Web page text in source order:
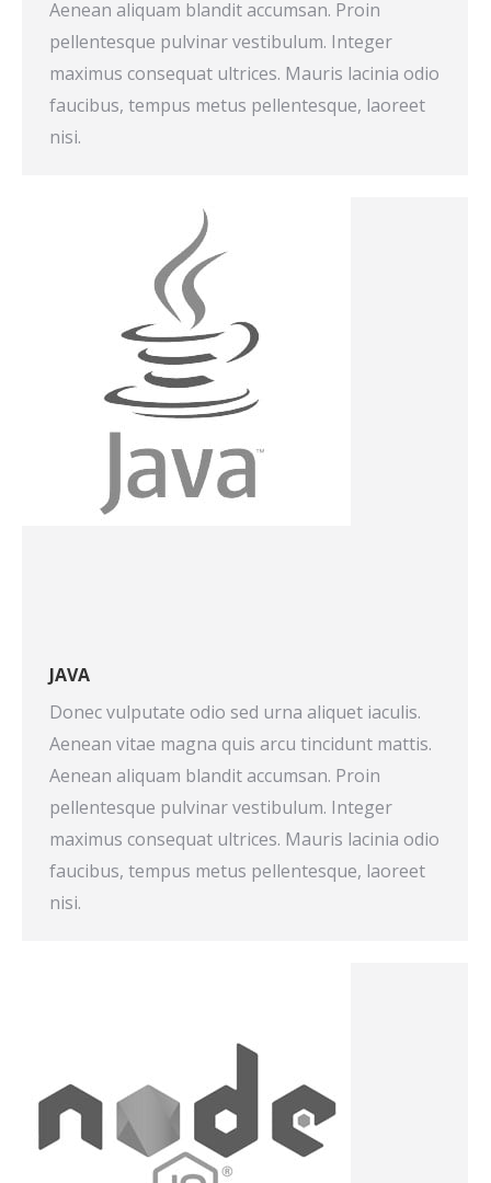
Aenean aliquam blandit accumsan. Proin
pellentesque pulvinar vestibulum. Integer
maximus consequat ultrices. Mauris lacinia odio
faucibus, tempus metus pellentesque, laoreet
nisi.
JAVA
Donec vulputate odio sed urna aliquet iaculis.
Aenean vitae magna quis arcu tincidunt mattis.
Aenean aliquam blandit accumsan. Proin
pellentesque pulvinar vestibulum. Integer
maximus consequat ultrices. Mauris lacinia odio
faucibus, tempus metus pellentesque, laoreet
nisi.